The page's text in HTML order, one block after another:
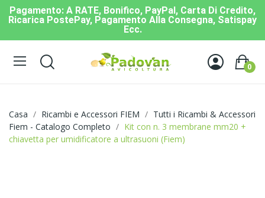
Pagamento: A RATE, Bonifico, PayPal, Carta Di Credito,
Ricarica PostePay, Pagamento Alla Consegna, Satispay
Ecc.
0
Casa Ricambi e Accessori FIEM
Tutti i Ricambi & Accessori
Fiem - Catalogo Completo
Kit con n. 3 membrane mm20 +
chiavetta per umidificatore a ultrasuoni (Fiem)